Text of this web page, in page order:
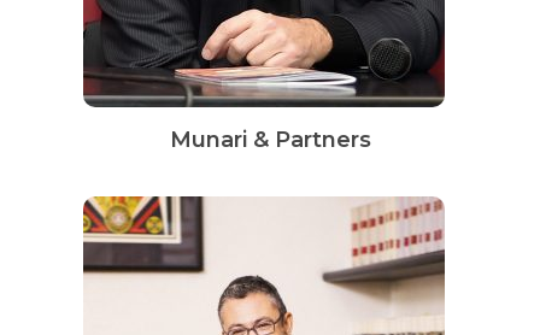
Munari & Partners